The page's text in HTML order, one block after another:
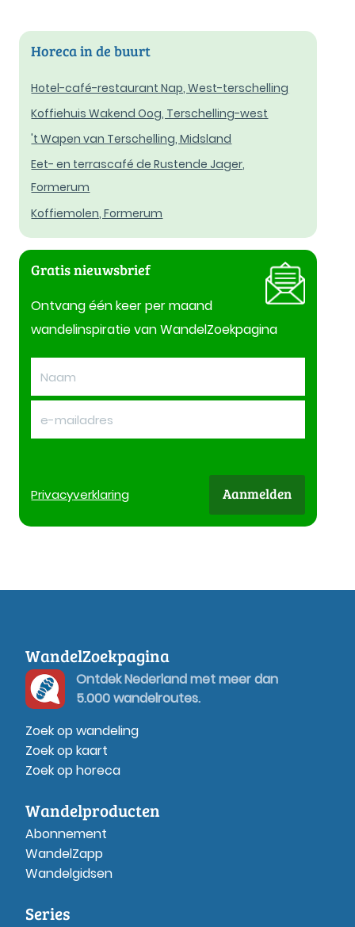
Horeca in de buurt
Hotel-café-restaurant Nap, West-terschelling
Koffiehuis Wakend Oog, Terschelling-west
't Wapen van Terschelling, Midsland
Eet- en terrascafé de Rustende Jager,
Formerum
Koffiemolen, Formerum
Gratis nieuwsbrief
Ontvang één keer per maand
wandelinspiratie van WandelZoekpagina
Privacyverklaring Aanmelden
WandelZoekpagina
Ontdek Nederland met meer dan
5.000 wandelroutes.
Zoek op wandeling
Zoek op kaart
Zoek op horeca
Wandelproducten
Abonnement
WandelZapp
Wandelgidsen
Series